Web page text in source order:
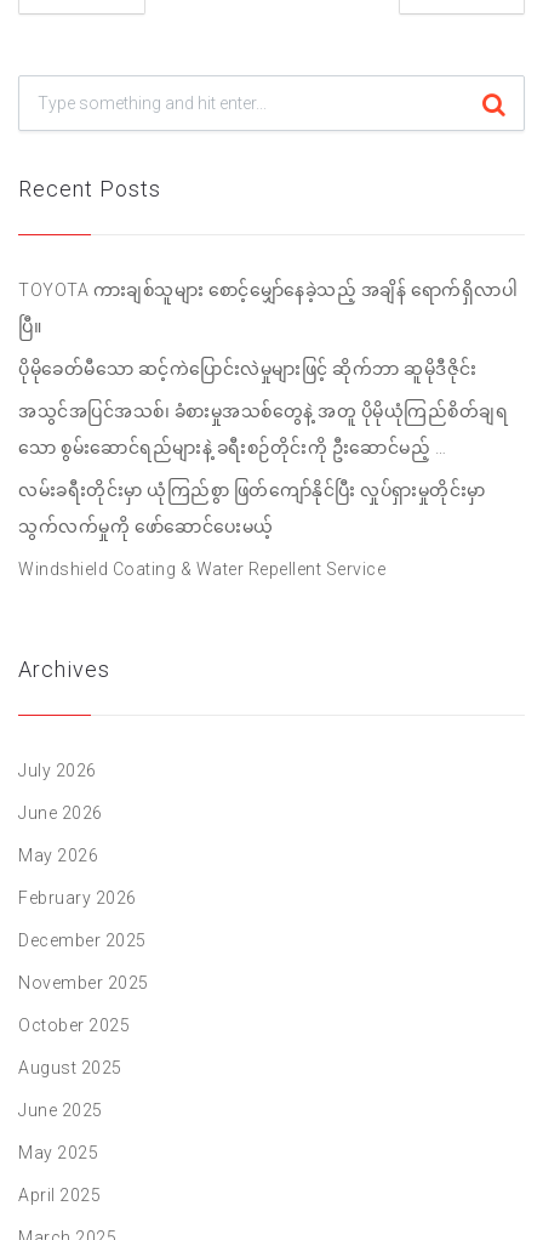
Recent Posts
TOYOTA ကားချစ်သူများ စောင့်မျှော်နေခဲ့သည့် အချိန် ရောက်ရှိလာပါ
ပြီ။
ပိုမိုခေတ်မီသော ဆင့်ကဲပြောင်းလဲမှုများဖြင့် ဆိုက်ဘာ ဆူမိုဒီဇိုင်း
အသွင်အပြင်အသစ်၊ ခံစားမှုအသစ်တွေနဲ့ အတူ ပိုမိုယုံကြည်စိတ်ချရ
သော စွမ်းဆောင်ရည်များနဲ့ ခရီးစဉ်တိုင်းကို ဦးဆောင်မည့် …
လမ်းခရီးတိုင်းမှာ ယုံကြည်စွာ ဖြတ်ကျော်နိုင်ပြီး လှုပ်ရှားမှုတိုင်းမှာ
သွက်လက်မှုကို ဖော်ဆောင်ပေးမယ့်
Windshield Coating & Water Repellent Service
Archives
July 2026
June 2026
May 2026
February 2026
December 2025
November 2025
October 2025
August 2025
June 2025
May 2025
April 2025